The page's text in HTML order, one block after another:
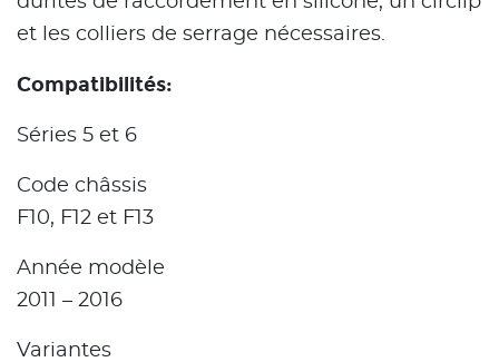
et les colliers de serrage nécessaires.
Compatibilités:
Séries 5 et 6
Code châssis
F10, F12 et F13
Année modèle
2011 – 2016
Variantes